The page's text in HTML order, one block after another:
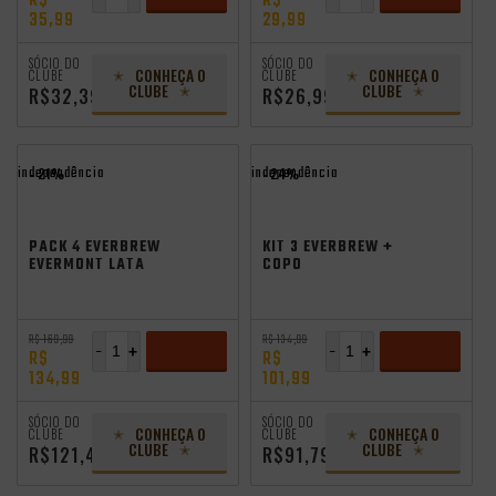
35,99
SÓCIO DO
CLUBE
R$32,39
CONHEÇA O
CLUBE
29,99
SÓCIO DO
CLUBE
R$26,99
CONHEÇA O
CLUBE
independência
- 21%
PACK 4 EVERBREW
EVERMONT LATA
R$ 169,99
R$
134,99
+
-
SÓCIO DO
CLUBE
R$121,49
CONHEÇA O
CLUBE
independência
- 24%
KIT 3 EVERBREW +
COPO
R$ 134,99
R$
101,99
+
-
SÓCIO DO
CLUBE
R$91,79
CONHEÇA O
CLUBE